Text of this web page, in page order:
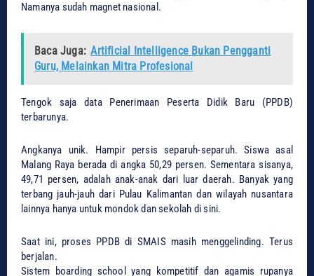
Namanya sudah magnet nasional.
Baca Juga: Artificial Intelligence Bukan Pengganti
Guru, Melainkan Mitra Profesional
​Tengok saja data Penerimaan Peserta Didik Baru (PPDB)
terbarunya.
Angkanya unik. Hampir persis separuh-separuh. Siswa asal
Malang Raya berada di angka 50,29 persen. Sementara sisanya,
49,71 persen, adalah anak-anak dari luar daerah. Banyak yang
terbang jauh-jauh dari Pulau Kalimantan dan wilayah nusantara
lainnya hanya untuk mondok dan sekolah di sini.
​Saat ini, proses PPDB di SMAIS masih menggelinding. Terus
berjalan.
​Sistem boarding school yang kompetitif dan agamis rupanya